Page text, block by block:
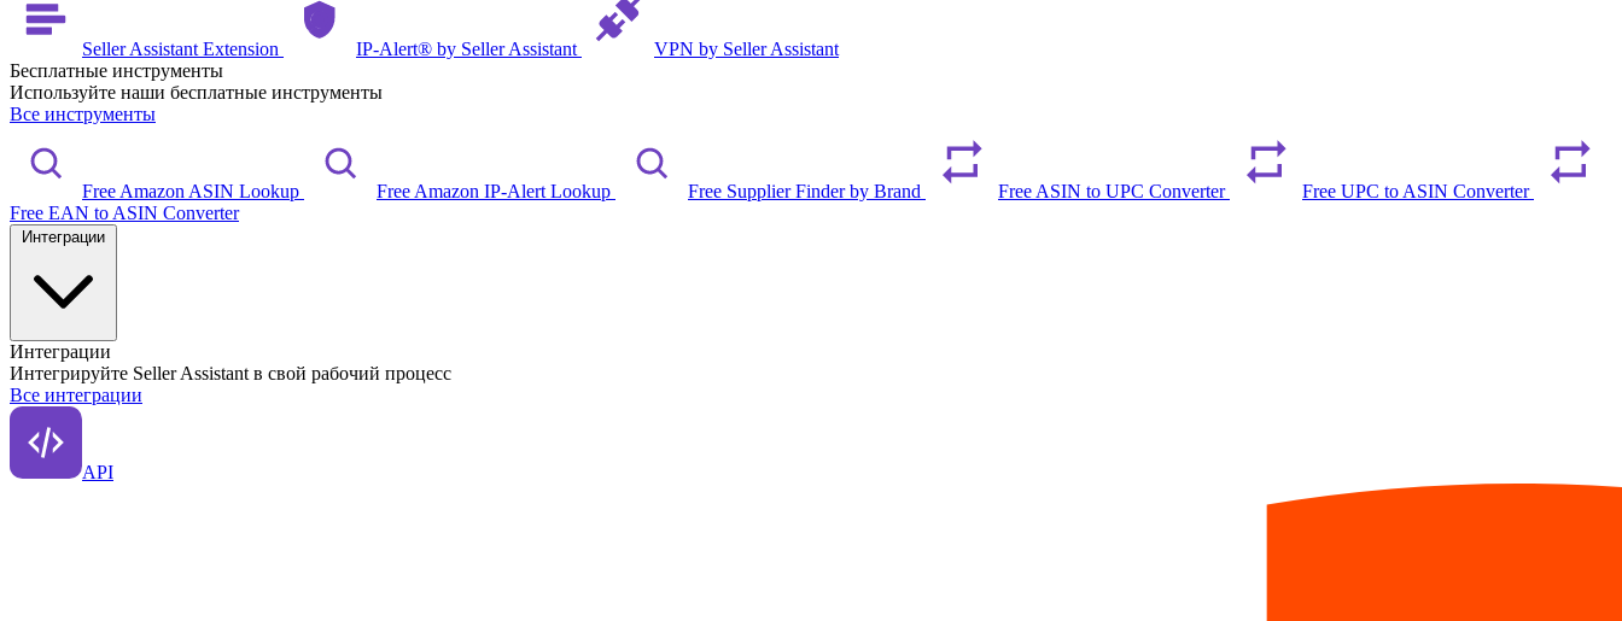
Seller Assistant Extension IP-Alert® by Seller Assistant
VPN by Seller Assistant
Бесплатные инструменты
Используйте наши бесплатные инструменты
Все инструменты
Free Amazon ASIN Lookup Free Amazon IP-Alert Lookup Free Supplier Finder by Brand Free ASIN to UPC Converter
Free UPC to ASIN Converter
Free EAN to ASIN Converter
Интеграции
Интегрируйте Seller Assistant в свой рабочий процесс
Все интеграции
API